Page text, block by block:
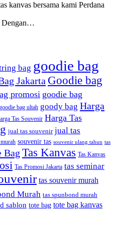
kanvas bersama kami Perdana
Dengan…
bag goodie bag
Jakarta Goodie bag
promosi goodie bag
bag ultah goody bag Harga
Tas Souvenir Harga Tas
jual tas souvenir jual tas
souvenir tas souvenir ulang tahun tas
Bag Tas Kanvas Tas Kanvas
Tas Promosi Jakarta tas seminar
tas souvenir murah
Murah tas spunbond murah
sablon tote bag tote bag kanvas